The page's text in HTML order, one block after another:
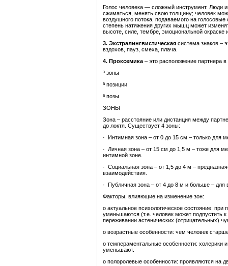
Голос человека — сложный инструмент. Люди
сжиматься, менять свою толщину; человек
воздушного потока, подаваемого на
степень натяжения других мышц может
высоте, силе, тембре, эмоциональной окраске
3. Экстралингвистическая система знаков –
вздохов, пауз, смеха, плача.
4. Проксемика – это расположение партнера
ª зоны
ª позиции
ª позы
ЗОНЫ
Зона – расстояние или дистанция между
до локтя. Существует 4 зоны:
· Интимная зона – от 0 до 15 см – только для
· Личная зона – от 15 см до 1,5 м – тоже для
интимной зоне.
· Социальная зона – от 1,5 до 4 м –
взаимодействия.
· Публичная зона – от 4 до 8 м и больше – для
Факторы, влияющие на изменение зон:
o актуальное психологическое состояние:
уменьшаются (т.е. человек может подпустить
переживании астенических (отрицательных)
o возрастные особенности: чем человек
o темпераментальные особенности: холерики
уменьшают.
o полоролевые особенности: проявляются на